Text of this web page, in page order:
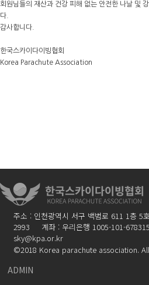
회원님들의 재산과 건강 피해 없는 안전한 나날 및
다.
감사합니다.
한국스카이다이빙협회
Korea Parachute Association
주소 : 인천광역시 서구 백범로 611 1층
2993 계좌 : 우리은행 1005-101-
sky@kpa.or.kr
©2018 Korea parachute association.
ADMIN